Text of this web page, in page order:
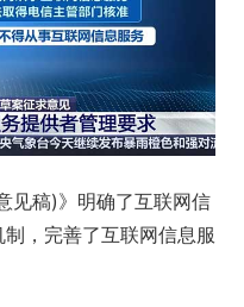
见稿)》明确了互联网信
，完善了互联网信息服